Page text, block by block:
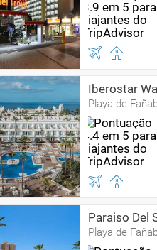
Iberostar
Playa de
Paraiso Del
Playa de